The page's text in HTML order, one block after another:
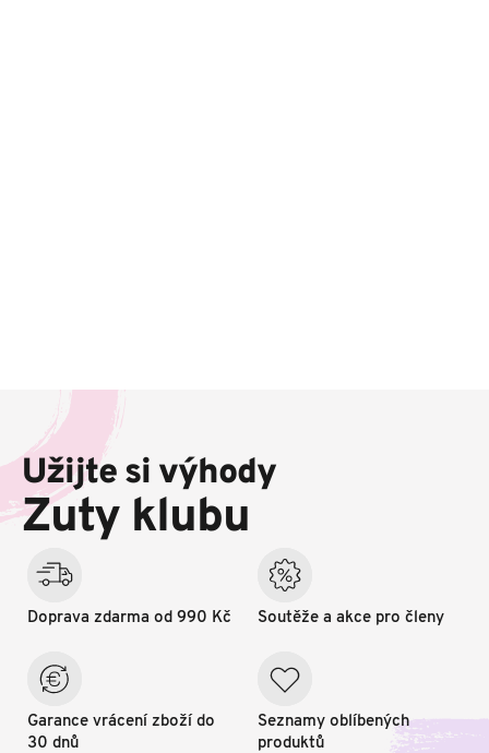
a
í
Užijte si výhody
Zuty klubu
Doprava zdarma od 990 Kč
Garance vrácení zboží do
30 dnů
Soutěže a akce pro členy
Seznamy oblíbených
produktů